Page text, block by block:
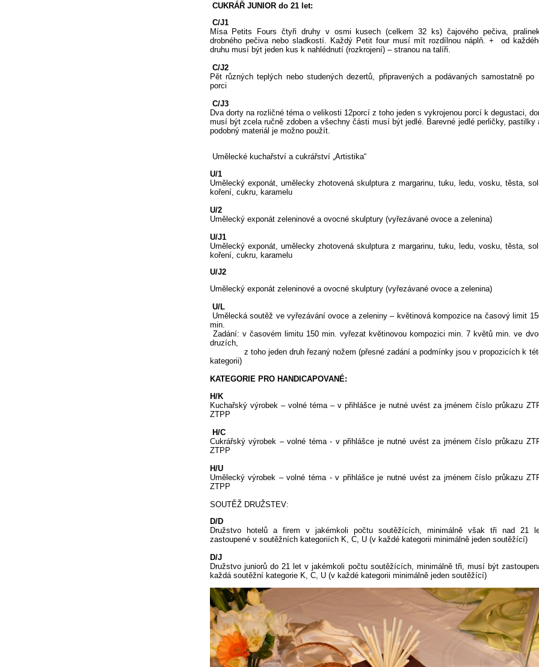
CUKRÁŘ JUNIOR do 21 let:
C/J1
Mísa Petits Fours čtyři druhy v osmi kusech (celkem 32 ks) čajového pečiva,
drobného pečiva nebo sladkostí. Každý Petit four musí mít rozdílnou náplň. + od
druhu musí být jeden kus k nahlédnutí (rozkrojení) – stranou na talíři.
C/J2
Pět různých teplých nebo studených dezertů, připravených a podávaných samostatně po
porci
C/J3
Dva dorty na rozličné téma o velikosti 12porcí z toho jeden s vykrojenou porcí k degustaci,
musí být zcela ručně zdoben a všechny části musí být jedlé. Barevné jedlé perličky, pastilky
podobný materiál je možno použít.
Umělecké kuchařství a cukrářství „Artistika“
U/1
Umělecký exponát, umělecky zhotovená skulptura z margarinu, tuku, ledu, vosku, těsta,
koření, cukru, karamelu
U/2
Umělecký exponát zeleninové a ovocné skulptury (vyřezávané ovoce a zelenina)
U/J1
Umělecký exponát, umělecky zhotovená skulptura z margarinu, tuku, ledu, vosku, těsta,
koření, cukru, karamelu
U/J2
Umělecký exponát zeleninové a ovocné skulptury (vyřezávané ovoce a zelenina)
U/L
Umělecká soutěž ve vyřezávání ovoce a zeleniny – květinová kompozice na časový limit
min.
Zadání: v časovém limitu 150 min. vyřezat květinovou kompozici min. 7 květů min. ve
druzích,
z toho jeden druh řezaný nožem (přesné zadání a podmínky jsou v propozicích k
kategorii)
KATEGORIE PRO HANDICAPOVANÉ:
H/K
Kuchařský výrobek – volné téma – v přihlášce je nutné uvést za jménem číslo průkazu
ZTPP
H/C
Cukrářský výrobek – volné téma - v přihlášce je nutné uvést za jménem číslo průkazu
ZTPP
H/U
Umělecký výrobek – volné téma - v přihlášce je nutné uvést za jménem číslo průkazu
ZTPP
SOUTĚŽ DRUŽSTEV:
D/D
Družstvo hotelů a firem v jakémkoli počtu soutěžících, minimálně však tři nad 21
zastoupené v soutěžních kategoriích K, C, U (v každé kategorii minimálně jeden soutěžící)
D/J
Družstvo juniorů do 21 let v jakémkoli počtu soutěžících, minimálně tři, musí být
každá soutěžní kategorie K, C, U (v každé kategorii minimálně jeden soutěžící)